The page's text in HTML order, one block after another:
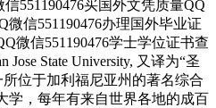
551190476买国外文凭质量QQ
微信551190476办理国外毕业证
微信551190476学士学位证书查
State University, 又译为“圣
位于加利福尼亚州的著名综合
学，每年有来自世界各地的成百